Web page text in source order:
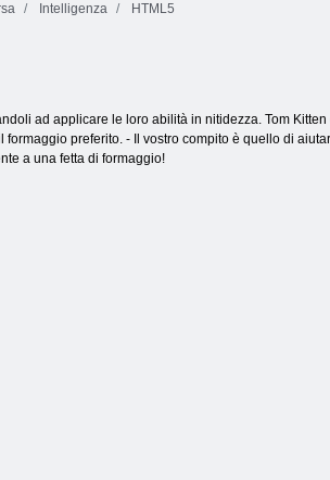
Intelligenza HTML5
ad applicare le loro abilità in nitidezza. Tom
preferito. - Il vostro compito è quello di
a una fetta di formaggio!